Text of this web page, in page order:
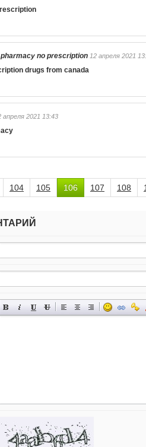
no prescription 12 апреля 2021
drugs from canada
апреля 2021 13:43
104 105 106 107 108